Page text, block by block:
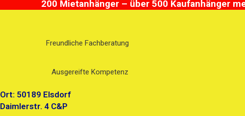
200 Mietanhänger – über 500 Kaufanhänger
Freundliche Fachberatung
Ausgereifte Kompetenz
Ort: 50189 Elsdorf
Daimlerstr. 4 C&P